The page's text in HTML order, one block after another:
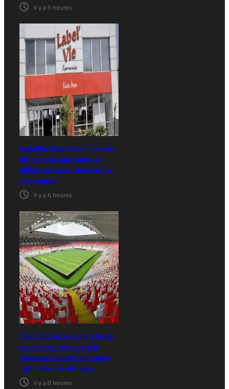
il y a 5 heures
LabelVie lève 500 millions de
dirhams via une émission
obligataire pour financer sa
croissance
il y a 6 heures
TGCC décroche le marché de
reconstruction du stade
Tessema à Casablanca pour
1,8 milliard de dirhams
il y a 8 heures